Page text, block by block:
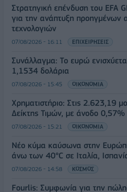
Στρατηγική επένδυση του EFA
για την ανάπτυξη προηγμένων
τεχνολογιών
07/08/2026 - 16:11 ΕΠΙΧΕΙΡΗΣΕΙΣ
Συνάλλαγμα: Το ευρώ
1,1534 δολάρια
07/08/2026 - 15:45 ΟΙΚΟΝΟΜΙΑ
Χρηματιστήριο: Στις 2.623,19
Δείκτης Τιμών, με άνοδο 0,57%
07/08/2026 - 15:21 ΟΙΚΟΝΟΜΙΑ
Νέο κύμα καύσωνα στην
άνω των 40°C σε Ιταλία,
07/08/2026 - 14:58 ΚΟΣΜΟΣ
Fourlis: Συμφωνία για την